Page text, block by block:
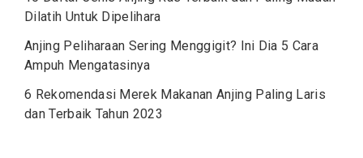
Dilatih Untuk Dipelihara
Anjing Peliharaan Sering Menggigit? Ini Dia 5 Cara
Ampuh Mengatasinya
6 Rekomendasi Merek Makanan Anjing Paling Laris
dan Terbaik Tahun 2023